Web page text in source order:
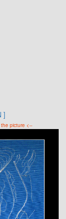
]
picture <--